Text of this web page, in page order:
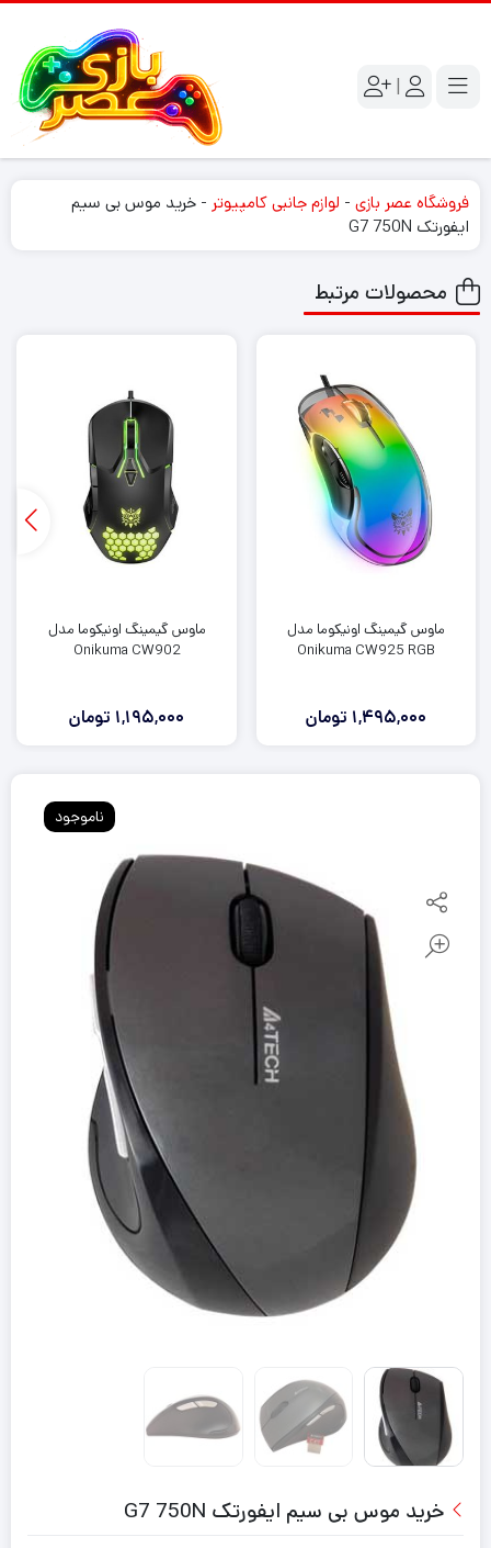
|
فروشگاه عصر بازی - لوازم جانبی کامپیوتر - خرید موس بی سیم
ایفورتک G7 750N
محصولات مرتبط
ماوس گیمینگ اونیکوما مدل
Onikuma CW925 RGB
1,495,000 تومان
ماوس گیمینگ اونیکوما مدل
Onikuma CW902
1,195,000 تومان
ناموجود
خرید موس بی سیم ایفورتک G7 750N